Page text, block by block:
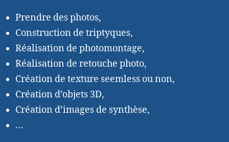
Prendre des photos,
Construction de triptyques,
Réalisation de photomontage,
Réalisation de retouche photo,
Création de texture seemless ou non,
Création d’objets 3D,
Création d’images de synthèse,
…